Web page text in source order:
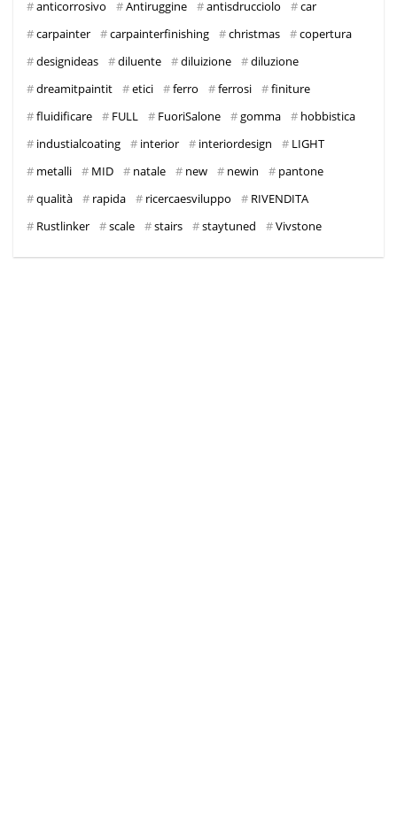
anticorrosivo Antiruggine antisdrucciolo
car
carpainter
carpainterfinishing christmas
copertura
designideas
diluente diluizione
diluzione
dreamitpaintit
etici ferro ferrosi
finiture
fluidificare
FULL FuoriSalone gomma
hobbistica
industialcoating
interior interiordesign
LIGHT
metalli
MID natale new newin
pantone
qualità
rapida ricercaesviluppo
RIVENDITA
Rustlinker
scale stairs staytuned Vivstone